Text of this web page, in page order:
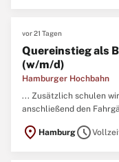
vor 21 Tagen
Quereinstieg als
(w/m/d)
Hamburger Hochbahn
... Zusätzlich schulen
anschließend den
mit Einen EU-
location_on Hamburgschedule